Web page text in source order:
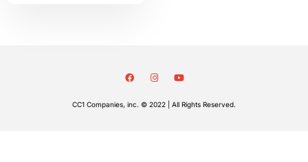
CC1 Companies, inc. © 2022 | All Rights Reserved.